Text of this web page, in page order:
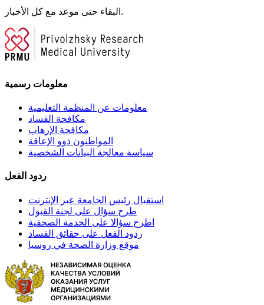
البقاء حتى موعد مع كل الأخبار.
معلومات رسمية
معلومات عن المنظمة التعليمية
مكافحة الفساد
مكافحة الإرهاب
المواطنون ذوو الإعاقة
سياسة معالجة البيانات الشخصية
ردود الفعل
استقبال رئيس الجامعة عبر الإنترنت
طرح سؤال على لجنة القبول
اطرح سؤالا على الخدمة الصحفية
ردود الفعل على حقائق الفساد
موقع وزارة الصحة في روسيا